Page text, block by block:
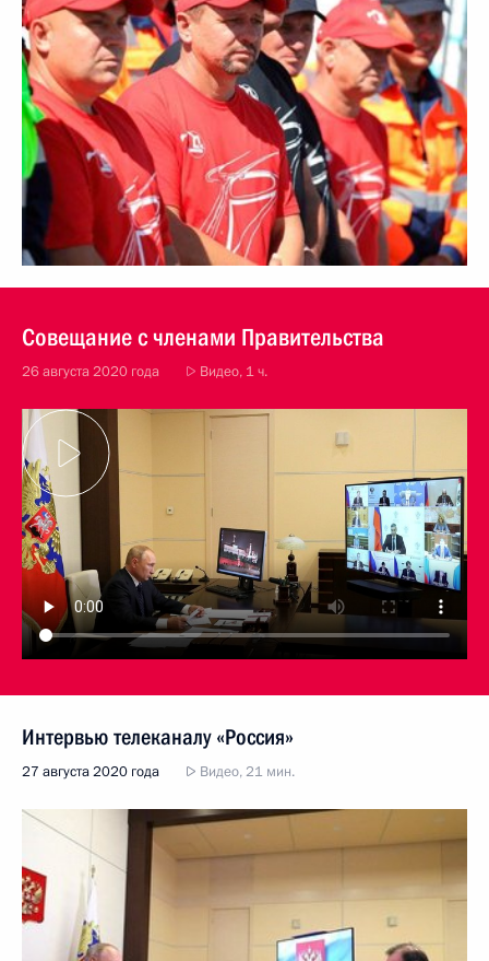
Совещание с членами Правительства
26 августа 2020 года Видео, 1 ч.
Интервью телеканалу «Россия»
27 августа 2020 года Видео, 21 мин.